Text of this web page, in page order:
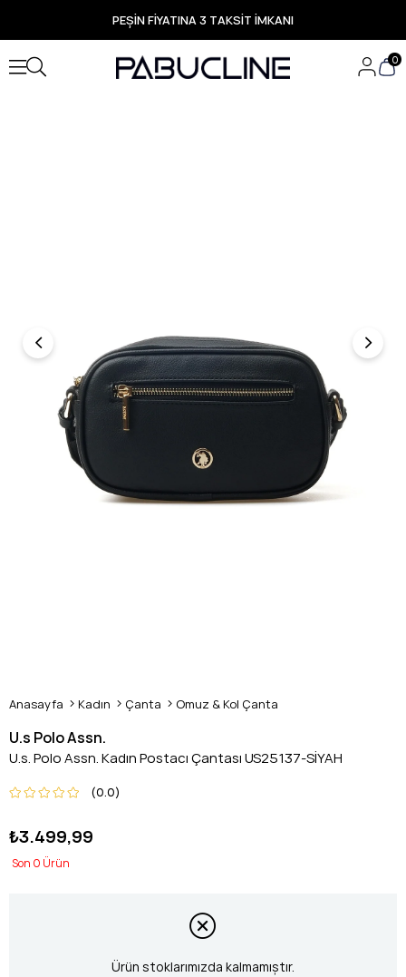
PEŞİN FİYATINA 3 TAKSİT İMKANI
TÜM ÜRÜNLERDE ÜCRETSİZ KARGO
Yeni Sezon Ürünlerde Özel Fırsatlar
Seçili Ürünlerde Hızlı Teslimat
0
Anasayfa Kadın Çanta Omuz & Kol Çanta
U.s Polo Assn.
U.s. Polo Assn. Kadın Postacı Çantası US25137-SİYAH
0.0
₺3.499,99
0
Ürün stoklarımızda kalmamıştır.